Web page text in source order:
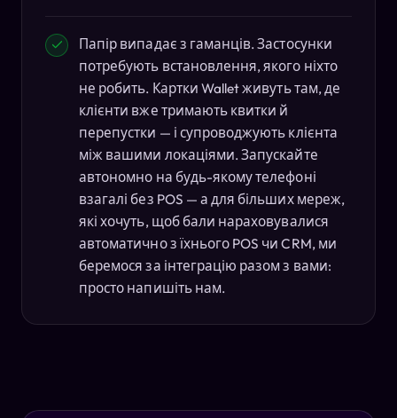
Папір випадає з гаманців. Застосунки
потребують встановлення, якого ніхто
не робить. Картки Wallet живуть там, де
клієнти вже тримають квитки й
перепустки — і супроводжують клієнта
між вашими локаціями. Запускайте
автономно на будь-якому телефоні
взагалі без POS — а для більших мереж,
які хочуть, щоб бали нараховувалися
автоматично з їхнього POS чи CRM, ми
беремося за інтеграцію разом з вами:
просто напишіть нам.